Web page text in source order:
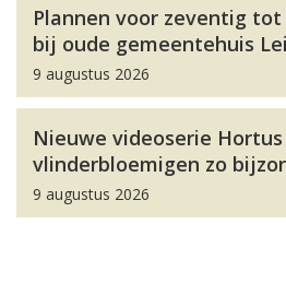
Plannen voor zeventig
bij oude gemeentehuis
9 augustus 2026
Nieuwe videoserie
vlinderbloemigen zo
9 augustus 2026